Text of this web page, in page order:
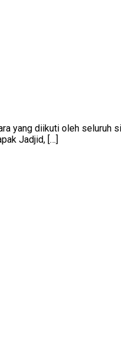
yang diikuti oleh seluruh
Jadjid, […]